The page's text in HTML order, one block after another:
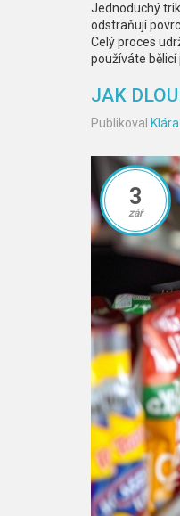
Jednoduchý
odstraňují
Celý proces
používáte
JAK
Publikoval
3
zář